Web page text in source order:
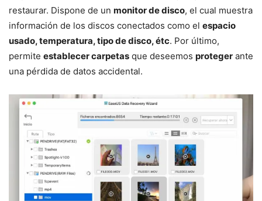
restaurar. Dispone de un monitor de disco, el cual muestra
información de los discos conectados como el espacio
usado, temperatura, tipo de disco, étc. Por último,
permite establecer carpetas que deseemos proteger ante
una pérdida de datos accidental.